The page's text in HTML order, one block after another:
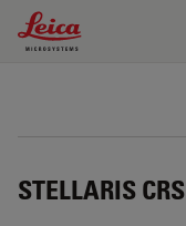
Leica Microsystems
STELLARIS CRS